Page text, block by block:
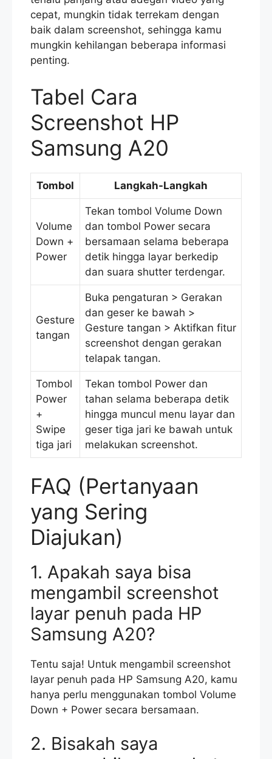
cepat, mungkin tidak terrekam dengan
baik dalam screenshot, sehingga kamu
mungkin kehilangan beberapa informasi
penting.
Tabel Cara
Screenshot HP
Samsung A20
Tombol Langkah-Langkah
Volume
Down +
Power
Tekan tombol Volume Down
dan tombol Power secara
bersamaan selama beberapa
detik hingga layar berkedip
dan suara shutter terdengar.
Gesture
tangan
Buka pengaturan > Gerakan
dan geser ke bawah >
Gesture tangan > Aktifkan fitur
screenshot dengan gerakan
telapak tangan.
Tombol
Power
+
Swipe
tiga jari
Tekan tombol Power dan
tahan selama beberapa detik
hingga muncul menu layar dan
geser tiga jari ke bawah untuk
melakukan screenshot.
FAQ (Pertanyaan
yang Sering
Diajukan)
1. Apakah saya bisa
mengambil screenshot
layar penuh pada HP
Samsung A20?
Tentu saja! Untuk mengambil screenshot
layar penuh pada HP Samsung A20, kamu
hanya perlu menggunakan tombol Volume
Down + Power secara bersamaan.
2. Bisakah saya